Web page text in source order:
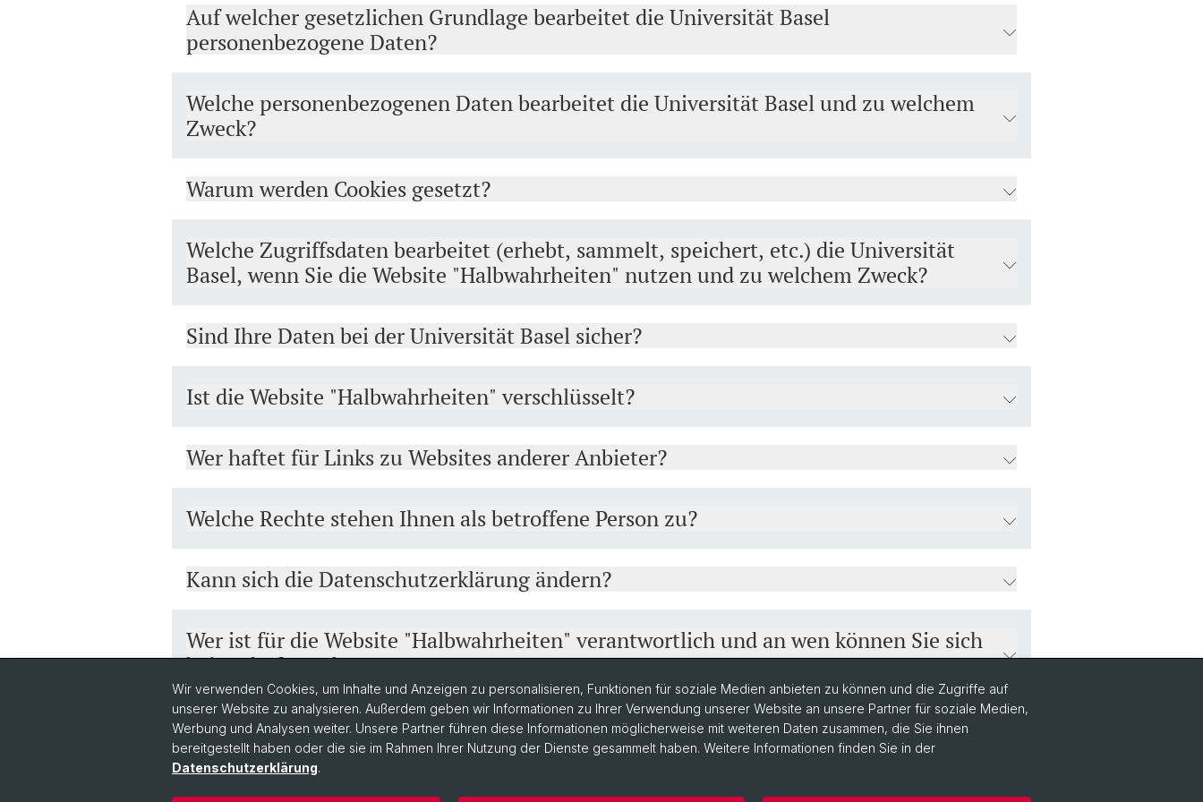
Auf welcher gesetzlichen Grundlage bearbeitet die Universität Basel
personenbezogene Daten?
Welche personenbezogenen Daten bearbeitet die Universität Basel und zu welchem
Zweck?
Warum werden Cookies gesetzt?
Welche Zugriffsdaten bearbeitet (erhebt, sammelt, speichert, etc.) die Universität
Basel, wenn Sie die Website "Halbwahrheiten" nutzen und zu welchem Zweck?
Sind Ihre Daten bei der Universität Basel sicher?
Ist die Website "Halbwahrheiten" verschlüsselt?
Wer haftet für Links zu Websites anderer Anbieter?
Welche Rechte stehen Ihnen als betroffene Person zu?
Kann sich die Datenschutzerklärung ändern?
Wer ist für die Website "Halbwahrheiten" verantwortlich und an wen können Sie sich
bei Bedarf wenden?
Wir verwenden Cookies, um Inhalte und Anzeigen zu personalisieren, Funktionen für soziale Medien anbieten zu können und die Zugriffe auf
unserer Website zu analysieren. Außerdem geben wir Informationen zu Ihrer Verwendung unserer Website an unsere Partner für soziale Medien,
Werbung und Analysen weiter. Unsere Partner führen diese Informationen möglicherweise mit weiteren Daten zusammen, die Sie ihnen
bereitgestellt haben oder die sie im Rahmen Ihrer Nutzung der Dienste gesammelt haben. Weitere Informationen finden Sie in der
Datenschutzerklärung.